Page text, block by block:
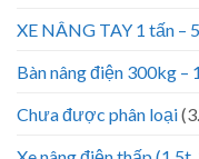
XE NÂNG TAY 1 tấn –
Bàn nâng điện 300kg –
Chưa được phân loại